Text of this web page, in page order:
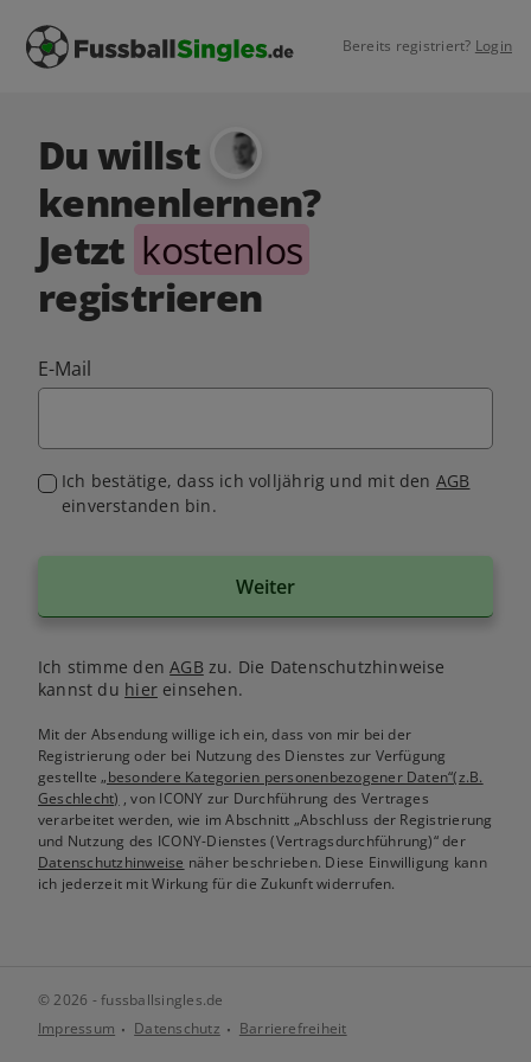
Bereits registriert? Login
Du willst
kennenlernen?
Jetzt kostenlos
registrieren
E-Mail
Ich bestätige, dass ich volljährig und mit den AGB
einverstanden bin.
Weiter
Ich stimme denAGB zu. Die Datenschutzhinweise
kannst du hiereinsehen.
Mit der Absendung willige ich ein, dass von mir bei der
Registrierung oder bei Nutzung des Dienstes zur Verfügung
gestellte„besondere Kategorien personenbezogener Daten“(z.B.
Geschlecht) , von ICONY zur Durchführung des Vertrages
verarbeitet werden, wie im Abschnitt „Abschluss der Registrierung
und Nutzung des ICONY-Dienstes (Vertragsdurchführung)“ der
Datenschutzhinweise näher beschrieben. Diese Einwilligung kann
ich jederzeit mit Wirkung für die Zukunft widerrufen.
© 2026 - fussballsingles.de
Impressum
Datenschutz Barrierefreiheit